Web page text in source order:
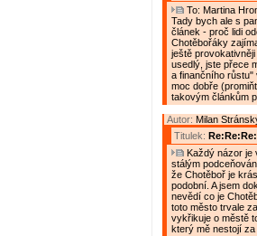
To: Martina
Tady bych ale s
článek - proč lidi
Chotěbořáky
ještě
usedlý, jste přece
a finančního růstu"
moc dobře
takovým článkům
Autor: Milan
Titulek:
Každý názor je
stálým
že Chotěboř je
podobní. A jsem
nevědí co je
toto město trvale
vykřikuje o městě
který mě nestojí za